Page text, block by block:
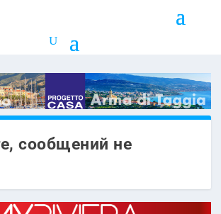
сообщений не